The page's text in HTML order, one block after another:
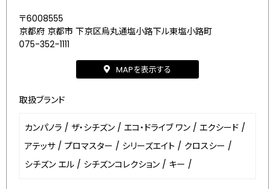
〒6008555
京都府 京都市 下京区烏丸通塩小路下ル東塩小路町
075-352-1111
MAPを表示する
取扱ブランド
カンパノラ / ザ・シチズン / エコ・ドライブ ワン / エクシード /
アテッサ / プロマスター / シリーズエイト / クロスシー /
シチズン エル / シチズンコレクション / キー /